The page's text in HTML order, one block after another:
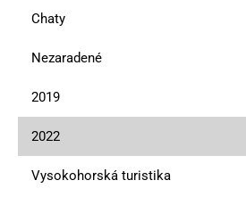
Chaty
Nezaradené
2019
2022
Vysokohorská turistika